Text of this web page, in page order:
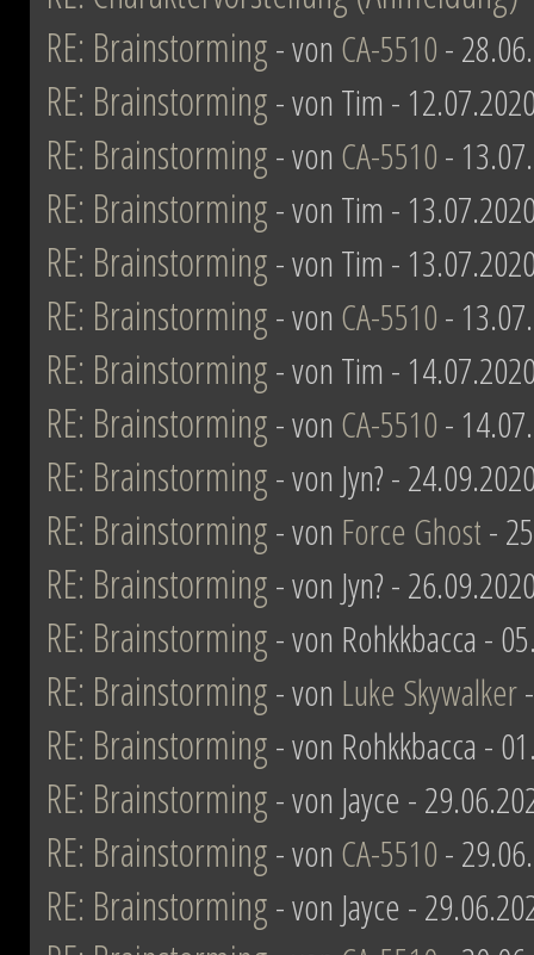
RE: Brainstorming- von CA-5510-
RE: Brainstorming- von Tim -
RE: Brainstorming- von CA-5510-
RE: Brainstorming- von Tim -
RE: Brainstorming- von Tim -
RE: Brainstorming- von CA-5510-
RE: Brainstorming- von Tim -
RE: Brainstorming- von CA-5510-
RE: Brainstorming- von Jyn? -
RE: Brainstorming- von Force Ghost-
RE: Brainstorming- von Jyn? -
RE: Brainstorming- von Rohkkbacca -
RE: Brainstorming- von Luke Skywalker
RE: Brainstorming- von Rohkkbacca -
RE: Brainstorming- von Jayce -
RE: Brainstorming- von CA-5510-
RE: Brainstorming- von Jayce -